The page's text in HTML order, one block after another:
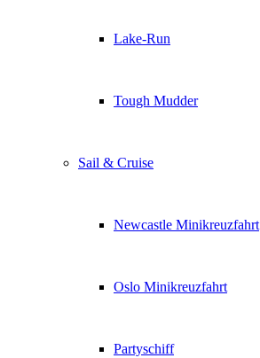
Lake-Run
Tough Mudder
Sail & Cruise
Newcastle Minikreuzfahrt
Oslo Minikreuzfahrt
Partyschiff